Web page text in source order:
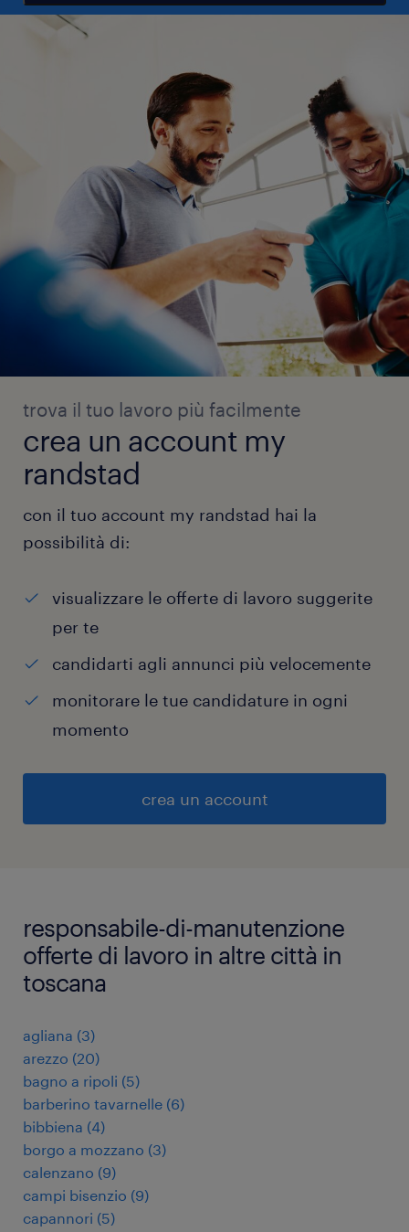
trova il tuo lavoro più facilmente
crea un account my
randstad
con il tuo account my randstad hai la
possibilità di:
visualizzare le offerte di lavoro suggerite
per te
candidarti agli annunci più velocemente
monitorare le tue candidature in ogni
momento
crea un account
responsabile-di-manutenzione
offerte di lavoro in altre città in
toscana
agliana (3)
arezzo (20)
bagno a ripoli (5)
barberino tavarnelle (6)
bibbiena (4)
borgo a mozzano (3)
calenzano (9)
campi bisenzio (9)
capannori (5)